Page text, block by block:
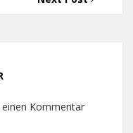
einen Kommentar